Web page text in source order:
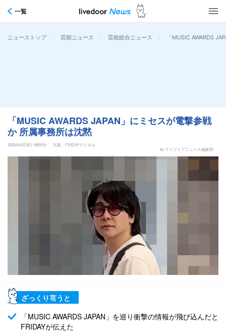
一覧
ニューストップ > 芸能ニュース > 芸能総合ニュース > 「MUSIC AWARDS
「MUSIC AWARDS JAPAN」にミセスが電撃参戦
か 所属事務所は沈黙
2026年6月9日 19時0分
写真：FRIDAYデジタル
by ライブドアニュース編集部
ざっくり言うと
「MUSIC AWARDS JAPAN」を巡り衝撃の情報が飛び込んだと
FRIDAYが伝えた